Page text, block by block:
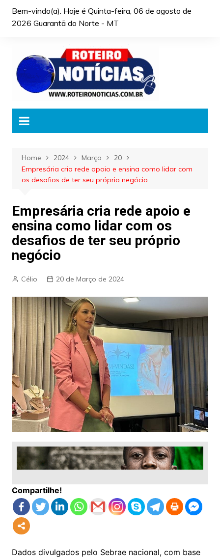
Bem-vindo(a). Hoje é Quinta-feira, 06 de agosto de
2026 Guarantã do Norte - MT
Home 2024 Março
20
Empresária cria rede apoio e ensina como lidar com
os desafios de ter seu próprio negócio
Empresária cria rede apoio e
ensina como lidar com os
desafios de ter seu próprio
negócio
Célio 20 de Março de 2024
Compartilhe!
Dados divulgados pelo Sebrae nacional, com base